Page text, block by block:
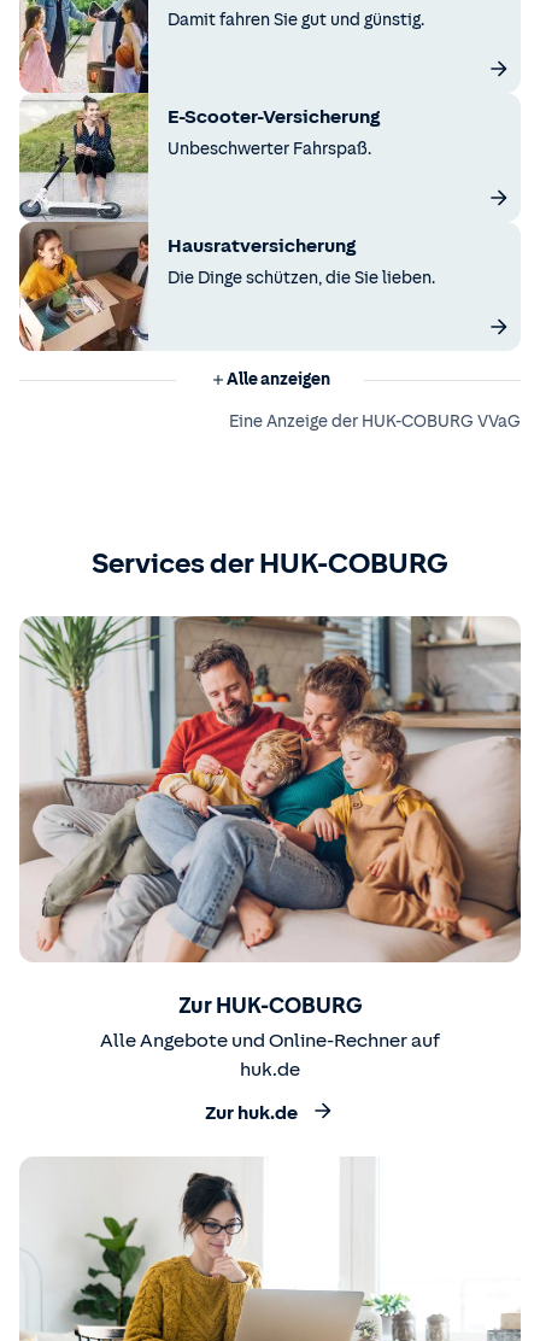
Damit fahren Sie gut und günstig.
E-Scooter-Versicherung
Unbeschwerter Fahrspaß.
Hausratversicherung
Die Dinge schützen, die Sie lieben.
Alle anzeigen
Eine Anzeige der HUK-COBURG VVaG
Services der HUK-COBURG
Zur HUK-COBURG
Alle Angebote und Online-Rechner auf
huk.de
Zur huk.de